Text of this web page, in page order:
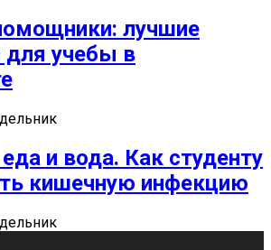
лучшие
для учебы в
и вода. Как студенту
кишечную инфекцию